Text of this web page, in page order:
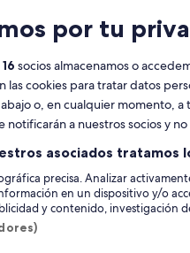
de San Julián
Jofre
Alquileres
Vuelos
Alquiler de
por tu
16 socios almacenamos o
cookies para tratar datos
o, en cualquier momento,
notificarán a nuestros socios y
asociados tratamos
precisa. Analizar
en un dispositivo y/o
y contenido, investigación